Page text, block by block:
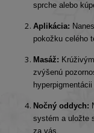
sprche alebo
Aplikácia:
pokožku celého
Masáž:
zvýšenú
Nočný oddych:
systém a uložte
za vás.